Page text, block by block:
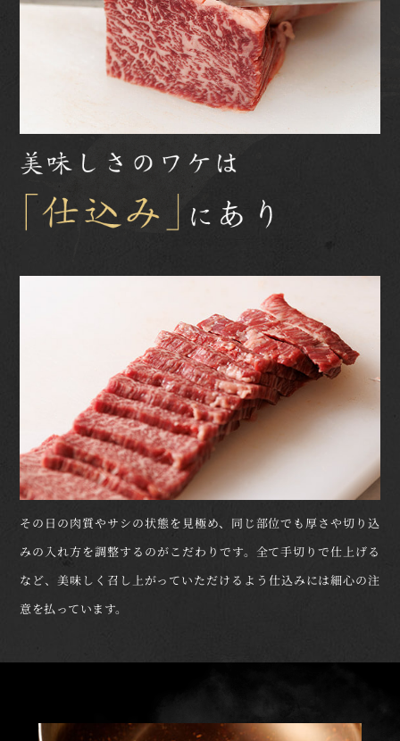
その日の肉質やサシの状態を見極め、同じ部位でも厚さや切り込
みの入れ方を調整するのがこだわりです。全て手切りで仕上げる
など、美味しく召し上がっていただけるよう仕込みには細心の注
意を払っています。